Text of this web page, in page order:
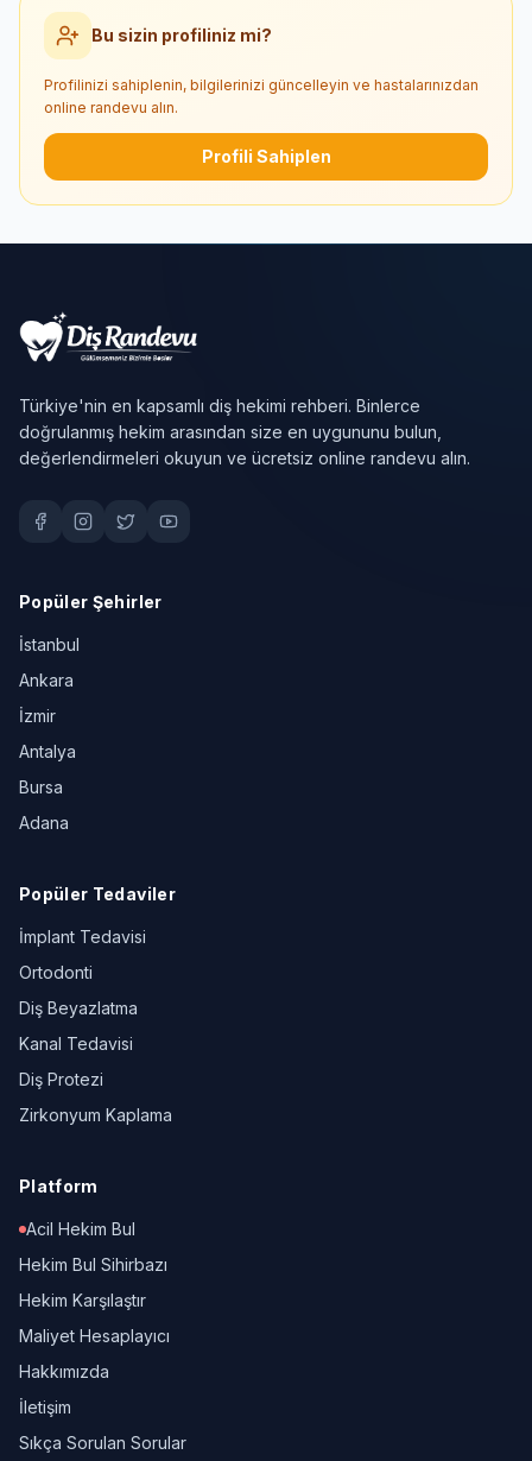
Bu sizin profiliniz mi?
Profilinizi sahiplenin, bilgilerinizi güncelleyin ve hastalarınızdan
online randevu alın.
Profili Sahiplen
Türkiye'nin en kapsamlı diş hekimi rehberi. Binlerce
doğrulanmış hekim arasından size en uygununu bulun,
değerlendirmeleri okuyun ve ücretsiz online randevu alın.
Popüler Şehirler
İstanbul
Ankara
İzmir
Antalya
Bursa
Adana
Popüler Tedaviler
İmplant Tedavisi
Ortodonti
Diş Beyazlatma
Kanal Tedavisi
Diş Protezi
Zirkonyum Kaplama
Platform
Acil Hekim Bul
Hekim Bul Sihirbazı
Hekim Karşılaştır
Maliyet Hesaplayıcı
Hakkımızda
İletişim
Sıkça Sorulan Sorular